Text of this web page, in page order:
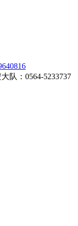
队：0564-5233737